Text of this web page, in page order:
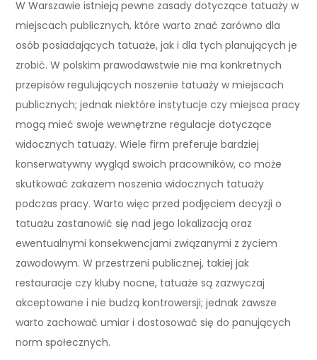
W Warszawie istnieją pewne zasady dotyczące tatuaży w
miejscach publicznych, które warto znać zarówno dla
osób posiadających tatuaże, jak i dla tych planujących je
zrobić. W polskim prawodawstwie nie ma konkretnych
przepisów regulujących noszenie tatuaży w miejscach
publicznych; jednak niektóre instytucje czy miejsca pracy
mogą mieć swoje wewnętrzne regulacje dotyczące
widocznych tatuaży. Wiele firm preferuje bardziej
konserwatywny wygląd swoich pracowników, co może
skutkować zakazem noszenia widocznych tatuaży
podczas pracy. Warto więc przed podjęciem decyzji o
tatuażu zastanowić się nad jego lokalizacją oraz
ewentualnymi konsekwencjami związanymi z życiem
zawodowym. W przestrzeni publicznej, takiej jak
restauracje czy kluby nocne, tatuaże są zazwyczaj
akceptowane i nie budzą kontrowersji; jednak zawsze
warto zachować umiar i dostosować się do panujących
norm społecznych.